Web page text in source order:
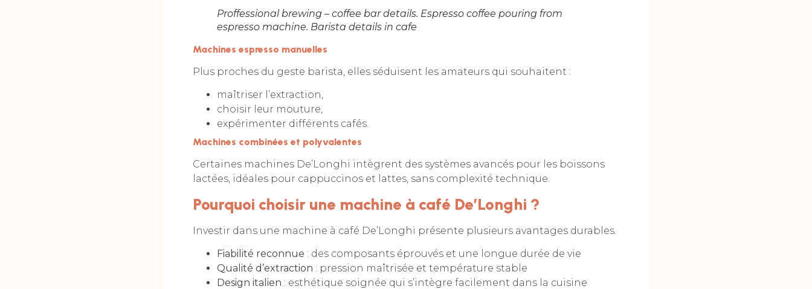
Proffessional brewing – coffee bar details. Espresso coffee pouring from
espresso machine. Barista details in cafe
Machines espresso manuelles
Plus proches du geste barista, elles séduisent les amateurs qui souhaitent :
maîtriser l’extraction,
choisir leur mouture,
expérimenter différents cafés.
Machines combinées et polyvalentes
Certaines machines De’Longhi intègrent des systèmes avancés pour les boissons
lactées, idéales pour cappuccinos et lattes, sans complexité technique.
Pourquoi choisir une machine à café De’Longhi ?
Investir dans une machine à café De’Longhi présente plusieurs avantages durables.
Fiabilité reconnue : des composants éprouvés et une longue durée de vie
Qualité d’extraction : pression maîtrisée et température stable
Design italien : esthétique soignée qui s’intègre facilement dans la cuisine